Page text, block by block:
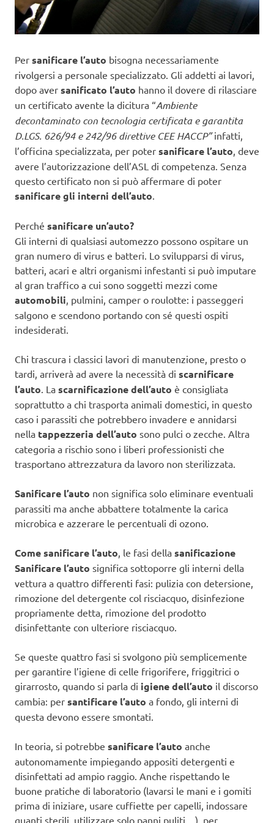
Per sanificare l’auto bisogna necessariamente
rivolgersi a personale specializzato. Gli addetti ai lavori,
dopo aver sanificato l’auto hanno il dovere di rilasciare
un certificato avente la dicitura “Ambiente
decontaminato con tecnologia certificata e garantita
D.LGS. 626/94 e 242/96 direttive CEE HACCP”infatti,
l’officina specializzata, per poter sanificare l’auto, deve
avere l’autorizzazione dell’ASL di competenza. Senza
questo certificato non si può affermare di poter
sanificare gli interni dell’auto.
Perché sanificare un’auto?
Gli interni di qualsiasi automezzo possono ospitare un
gran numero di virus e batteri. Lo svilupparsi di virus,
batteri, acari e altri organismi infestanti si può imputare
al gran traffico a cui sono soggetti mezzi come
automobili, pulmini, camper o roulotte: i passeggeri
salgono e scendono portando con sé questi ospiti
indesiderati.
Chi trascura i classici lavori di manutenzione, presto o
tardi, arriverà ad avere la necessità di scarnificare
l’auto. La scarnificazione dell’auto è consigliata
soprattutto a chi trasporta animali domestici, in questo
caso i parassiti che potrebbero invadere e annidarsi
nella tappezzeria dell’auto sono pulci o zecche. Altra
categoria a rischio sono i liberi professionisti che
trasportano attrezzatura da lavoro non sterilizzata.
Sanificare l’auto non significa solo eliminare eventuali
parassiti ma anche abbattere totalmente la carica
microbica e azzerare le percentuali di ozono.
Come sanificare l’auto, le fasi della sanificazione
Sanificare l’auto significa sottoporre gli interni della
vettura a quattro differenti fasi: pulizia con detersione,
rimozione del detergente col risciacquo, disinfezione
propriamente detta, rimozione del prodotto
disinfettante con ulteriore risciacquo.
Se queste quattro fasi si svolgono più semplicemente
per garantire l’igiene di celle frigorifere, friggitrici o
girarrosto, quando si parla di igiene dell’auto il discorso
cambia: per santificare l’auto a fondo, gli interni di
questa devono essere smontati.
In teoria, si potrebbe sanificare l’auto anche
autonomamente impiegando appositi detergenti e
disinfettati ad ampio raggio. Anche rispettando le
buone pratiche di laboratorio (lavarsi le mani e i gomiti
prima di iniziare, usare cuffiette per capelli, indossare
guanti sterili, utilizzare solo panni puliti…), per